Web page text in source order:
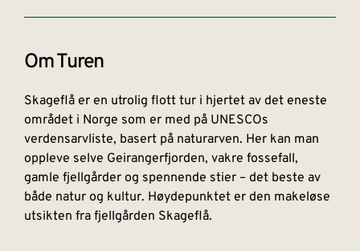
Om Turen
Skageflå er en utrolig flott tur i hjertet av det eneste
området i Norge som er med på UNESCOs
verdensarvliste, basert på naturarven. Her kan man
oppleve selve Geirangerfjorden, vakre fossefall,
gamle fjellgårder og spennende stier – det beste av
både natur og kultur. Høydepunktet er den makeløse
utsikten fra fjellgården Skageflå.